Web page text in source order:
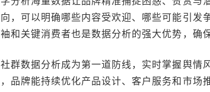
，可以明确哪些内容受欢迎、哪些可能引发
和关键消费者也是数据分析的强大优势，确
群数据分析成为第一道防线，实时掌握舆情
品牌能持续优化产品设计、客户服务和市场